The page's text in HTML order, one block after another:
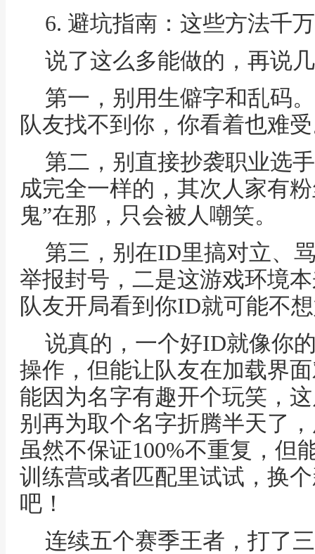
6. 避坑指南：这些方法千
说了这么多能做的，再说
第一，别用生僻字和乱码
队友找不到你，你看着也难
第二，别直接抄袭职业选
成完全一样的，其次人家有
鬼”在那，只会被人嘲笑。
第三，别在ID里搞对立、
举报封号，二是这游戏环境
队友开局看到你ID就可能不
说真的，一个好ID就像你
操作，但能让队友在加载界
能因为名字有趣开个玩笑，
别再为取个名字折腾半天了
虽然不保证100%不重复，但
训练营或者匹配里试试，换
吧！
连续五个赛季王者，打了